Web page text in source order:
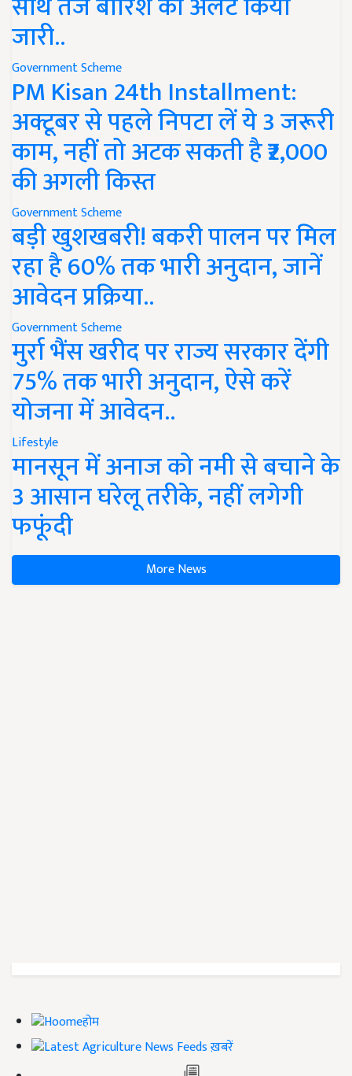
जारी..
Government Scheme
PM Kisan 24th Installment:
अक्टूबर से पहले निपटा लें ये 3 जरूरी
काम, नहीं तो अटक सकती है ₹2,000
की अगली किस्त
Government Scheme
बड़ी खुशखबरी! बकरी पालन पर मिल
रहा है 60% तक भारी अनुदान, जानें
आवेदन प्रक्रिया..
Government Scheme
मुर्रा भैंस खरीद पर राज्य सरकार देंगी
75% तक भारी अनुदान, ऐसे करें
योजना में आवेदन..
Lifestyle
मानसून में अनाज को नमी से बचाने के
3 आसान घरेलू तरीके, नहीं लगेगी
फफूंदी
More News
होम
ख़बरें